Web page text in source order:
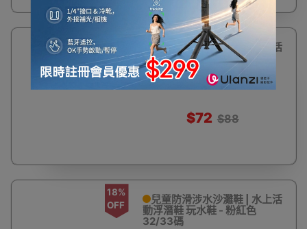
OFF
兒童防滑涉水沙灘鞋 | 水上活
動浮潛鞋 玩水鞋 - 粉紅色
30/31碼
$72 $88
18%
OFF
兒童防滑涉水沙灘鞋 | 水上活
動浮潛鞋 玩水鞋 - 粉紅色
32/33碼